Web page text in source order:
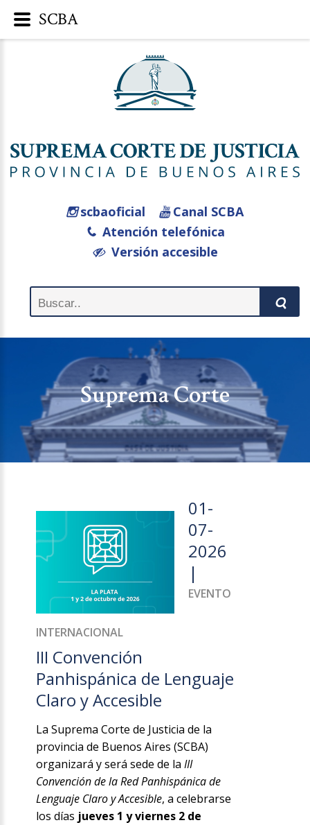
scbaoficial
Canal SCBA
Atención telefónica
Versión accesible
Suprema Corte
01-
07-
2026
|
EVENTO
INTERNACIONAL
III Convención
Panhispánica de Lenguaje
Claro y Accesible
La Suprema Corte de Justicia de la
provincia de Buenos Aires (SCBA)
organizará y será sede de laIII
Convención de la Red Panhispánica de
Lenguaje Claro y Accesible, a celebrarse
los días jueves 1 y viernes 2 de
SCBA